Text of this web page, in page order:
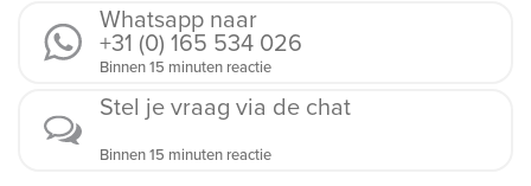
Whatsapp naar
+31 (0) 165 534 026
Binnen 15 minuten reactie
Stel je vraag via de chat
Binnen 15 minuten reactie